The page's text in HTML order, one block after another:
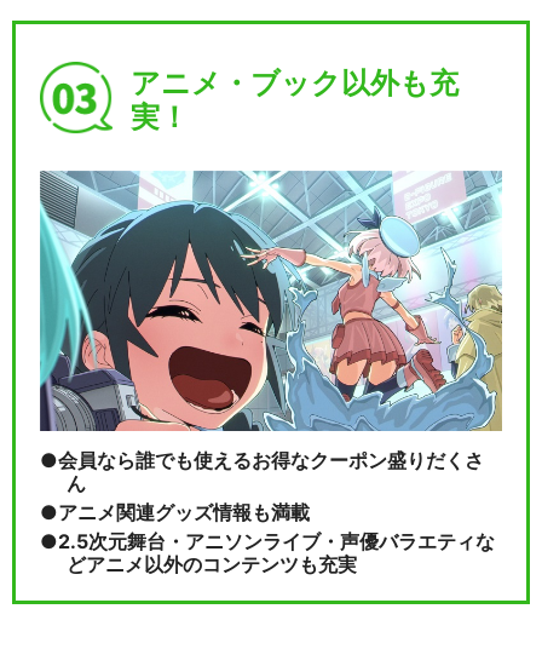
閉じる
アニメ・ブック以外も充
実！
会員なら誰でも使えるお得なクーポン盛りだくさ
ん
アニメ関連グッズ情報も満載
2.5次元舞台・アニソンライブ・声優バラエティな
どアニメ以外のコンテンツも充実